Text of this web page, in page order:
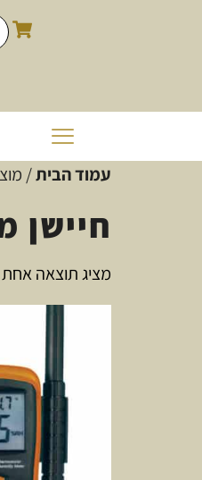
עמוד הבית/
חיישן
מציג תוצאה אחת